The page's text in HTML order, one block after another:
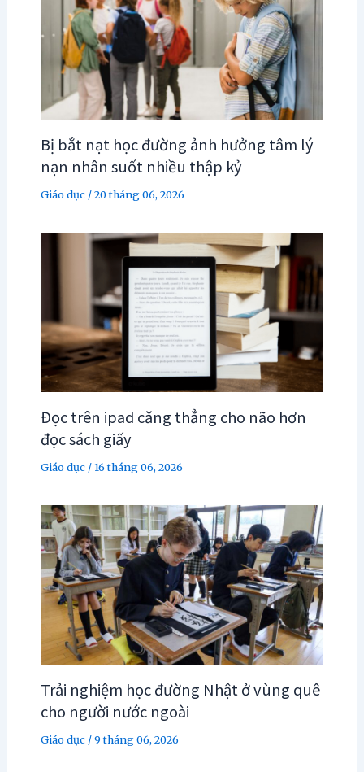
Bị bắt nạt học đường ảnh hưởng tâm lý
nạn nhân suốt nhiều thập kỷ
Giáo dục/20 tháng 06, 2026
Đọc trên ipad căng thẳng cho não hơn
đọc sách giấy
Giáo dục/16 tháng 06, 2026
Trải nghiệm học đường Nhật ở vùng quê
cho người nước ngoài
Giáo dục/9 tháng 06, 2026